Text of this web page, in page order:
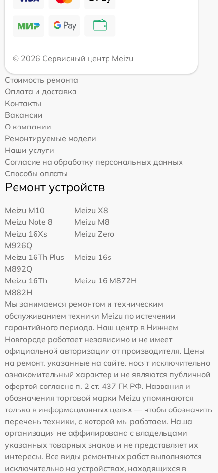
© 2026 Сервисный центр Meizu
Стоимость ремонта
Оплата и доставка
Контакты
Вакансии
О компании
Ремонтируемые модели
Наши услуги
Согласие на обработку персональных данных
Способы оплаты
Ремонт устройств
Meizu M10
Meizu X8
Meizu Note 8
Meizu M8
Meizu 16Xs
M926Q
Meizu Zero
Meizu 16Th Plus
M892Q
Meizu 16s
Meizu 16Th
M882H
Meizu 16 M872H
Мы занимаемся ремонтом и техническим
обслуживанием техники Meizu по истечении
гарантийного периода. Наш центр в Нижнем
Новгороде работает независимо и не имеет
официальной авторизации от производителя. Цены
на ремонт, указанные на сайте, носят исключительно
ознакомительный характер и не являются публичной
офертой согласно п. 2 ст. 437 ГК РФ. Названия и
обозначения торговой марки Meizu упоминаются
только в информационных целях — чтобы обозначить
перечень техники, с которой мы работаем. Наша
организация не аффилирована с владельцами
указанных товарных знаков и не представляет их
интересы. Все виды ремонтных работ выполняются
исключительно на устройствах, находящихся в